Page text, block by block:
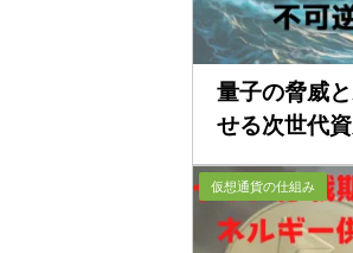
量子の脅威
せる次世代
仮想通貨の仕組み